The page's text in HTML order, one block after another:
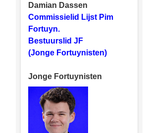
Damian Dassen
Commissielid Lijst Pim
Fortuyn.
Bestuurslid JF
(Jonge Fortuynisten)
Jonge Fortuynisten